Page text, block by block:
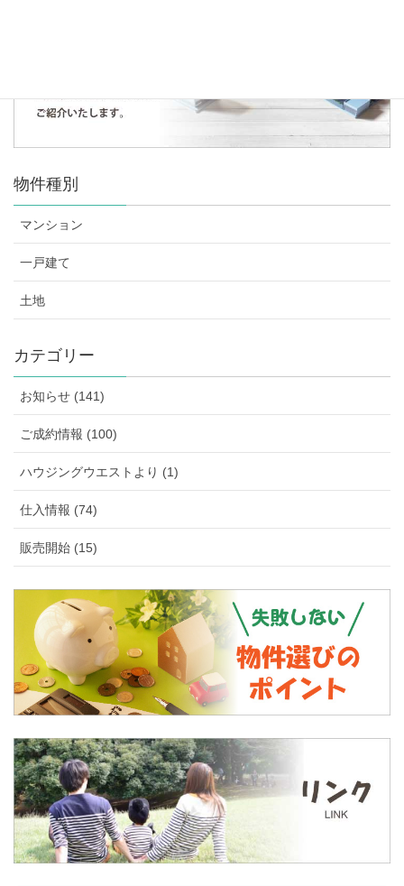
物件種別
マンション
一戸建て
土地
カテゴリー
お知らせ (141)
ご成約情報 (100)
ハウジングウエストより (1)
仕入情報 (74)
販売開始 (15)